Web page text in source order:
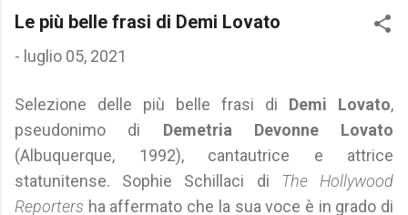
Le più belle frasi di Demi Lovato
- luglio 05, 2021
Selezione delle più belle frasi di Demi Lovato,
pseudonimo di Demetria Devonne Lovato
(Albuquerque, 1992), cantautrice e attrice
statunitense. Sophie Schillaci di The Hollywood
Reporters ha affermato che la sua voce è in grado di